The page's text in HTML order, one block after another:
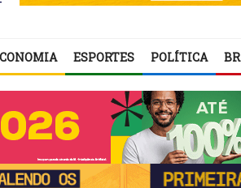
ESPORTES POLÍTICA